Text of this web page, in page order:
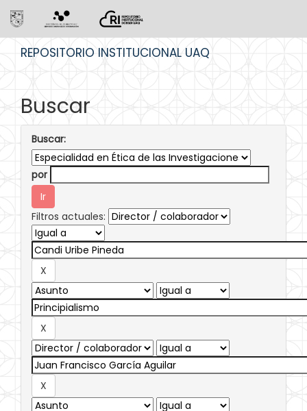
REPOSITORIO INSTITUCIONAL UAQ
Buscar
Buscar:
por
Filtros actuales: